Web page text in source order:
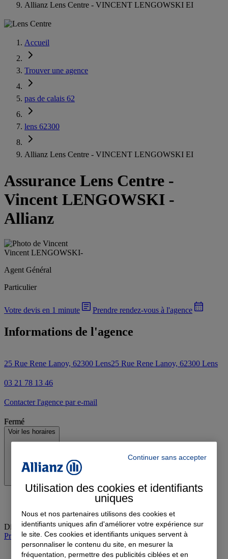
Allianz Lens Centre - VINCENT LENGOWSKI EI
Accueil
Trouver une agence
pas de calais 62
lens 62300
Allianz Lens Centre - VINCENT LENGOWSKI EI
Assurance Lens Centre -
Vincent LENGOWSKI -
Allianz
Vincent LENGOWSKI-
Agent Général
Particulier
Votre devis en 1 minute Prendre rendez-vous à l'agence
Informations de l'agence
25 Rue Rene Lanoy, 62300 Lens25 Rue Rene Lanoy, 62300 Lens
03 21 78 13 46
Contacter l'agence par e-mail
Fermé
Voir les horaires
Dimanche: Fermé
Prendre rendez-vous à l'agence
Continuer sans accepter
Utilisation des cookies et identifiants
uniques
Nous et nos partenaires utilisons des cookies et
identifiants uniques afin d'améliorer votre expérience sur
le site. Ces cookies et identifiants uniques servent à
personnaliser le contenu du site, en mesurer la
fréquentation, permettre des publicités ciblées et en